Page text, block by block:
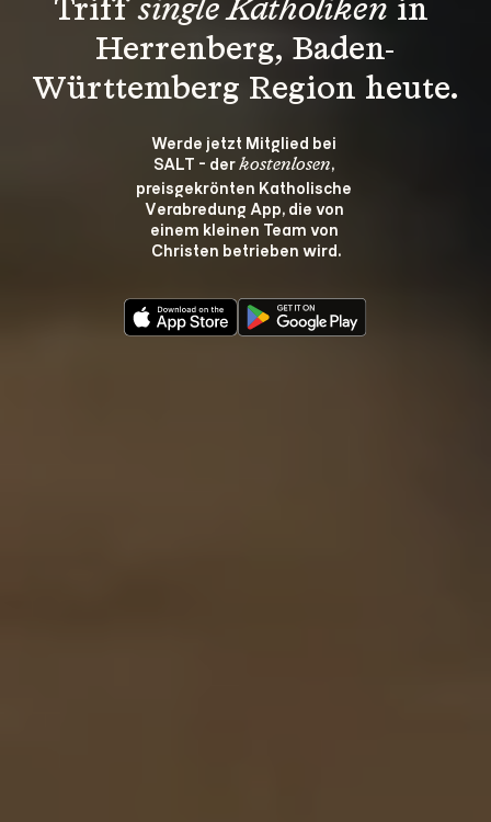
Triff single Katholiken in
Herrenberg, Baden-
Württemberg Region heute.
Werde jetzt Mitglied bei
SALT - der kostenlosen,
preisgekrönten Katholische
Verabredung App, die von
einem kleinen Team von
Christen betrieben wird.